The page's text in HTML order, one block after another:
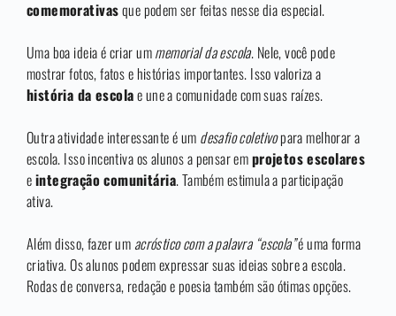
comemorativasque podem ser feitas nesse dia especial.
Uma boa ideia é criar ummemorial da escola. Nele, você pode
mostrar fotos, fatos e histórias importantes. Isso valoriza a
história da escolae une a comunidade com suas raízes.
Outra atividade interessante é um desafio coletivopara melhorar a
escola. Isso incentiva os alunos a pensar emprojetos escolares
eintegração comunitária. Também estimula a participação
ativa.
Além disso, fazer um acróstico com a palavra “escola”é uma forma
criativa. Os alunos podem expressar suas ideias sobre a escola.
Rodas de conversa, redação e poesia também são ótimas opções.